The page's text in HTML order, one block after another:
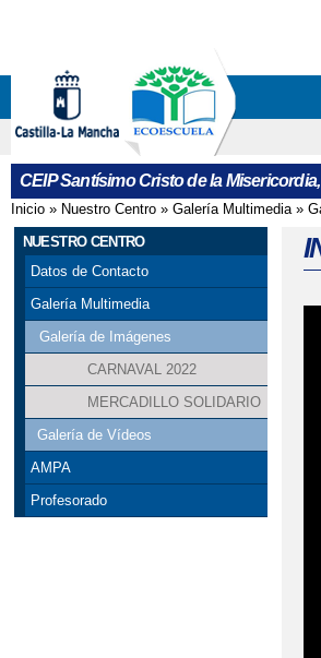
CEIP Santísimo Cristo de la
Se encuentra usted
Inicio » Nuestro Centro » Galería Multimedia»
NUESTRO CENTRO
Datos de Contacto
Galería Multimedia
Galería de Imágenes
CARNAVAL 2022
MERCADILLO SOLIDARIO
Galería de Vídeos
AMPA
Profesorado